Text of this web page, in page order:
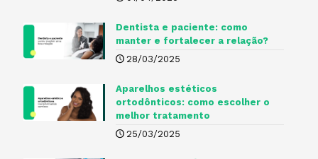
Dentista e paciente: como
manter e fortalecer a relação?
28/03/2025
Aparelhos estéticos
ortodônticos: como escolher o
melhor tratamento
25/03/2025